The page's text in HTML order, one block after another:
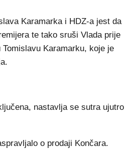
Karamarka i HDZ-a jest da
te tako sruši Vlada prije
Karamarku, koje je
nastavlja se sutra ujutro
o prodaji Končara.